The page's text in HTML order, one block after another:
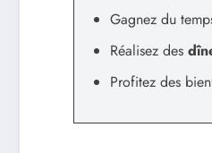
Gagnez du
Réalisez des
Profitez des